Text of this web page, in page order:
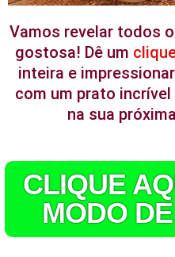
Vamos revelar todos
gostosa! Dê um
inteira e
com um prato
na sua
CLIQUE
MODO